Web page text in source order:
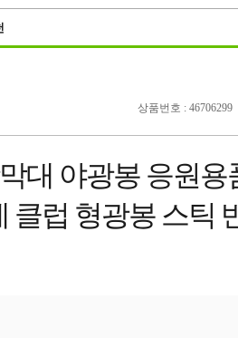
상품번호 : 46706299
대 야광봉 응원용
클럽 형광봉 스틱